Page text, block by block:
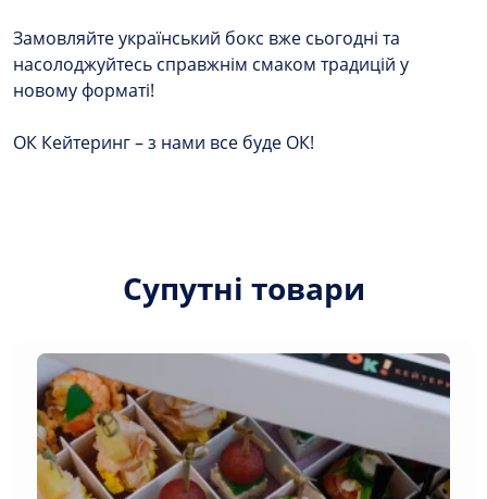
Замовляйте український бокс вже сьогодні та
насолоджуйтесь справжнім смаком традицій у
новому форматі!
ОК Кейтеринг – з нами все буде ОК!
Супутні товари